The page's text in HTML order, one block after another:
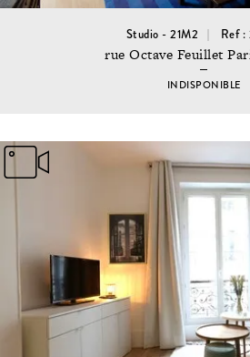
Studio - 21M2 Ref :
rue Octave Feuillet
INDISPONIBLE